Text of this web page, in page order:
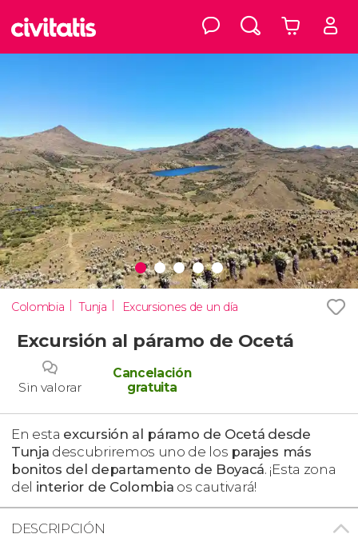
Colombia Tunja Excursiones de un día
Excursión al páramo de Ocetá
Sin valorar
Cancelación
gratuita
En esta excursión al páramo de Ocetá desde
Tunja descubriremos uno de los parajes más
bonitos del departamento de Boyacá. ¡Esta zona
del interior de Colombia os cautivará!
DESCRIPCIÓN